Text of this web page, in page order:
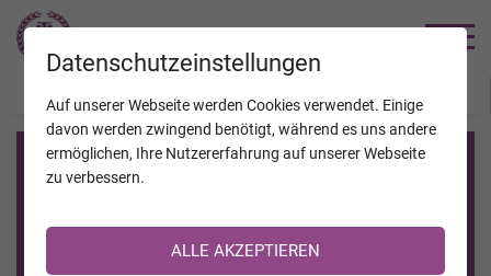
Registrierung auf TrauerHilfe.it
Sie sind noch nicht auf TrauerHilfe.it registriert?
>> zur kostenlosen Registrierung <<
Datenschutzeinstellungen
Auf unserer Webseite werden Cookies verwendet. Einige
davon werden zwingend benötigt, während es uns andere
ermöglichen, Ihre Nutzererfahrung auf unserer Webseite
zu verbessern.
ALLE AKZEPTIEREN
JAHRESTAGE KALENDER VERSTORBENE